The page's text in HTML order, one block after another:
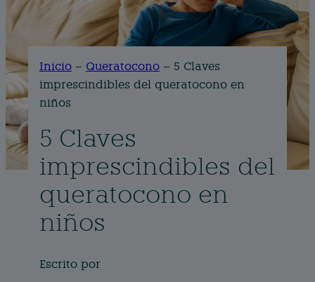
Inicio – Queratocono – 5 Claves
imprescindibles del queratocono en
niños
5 Claves
imprescindibles del
queratocono en
niños
Escrito por